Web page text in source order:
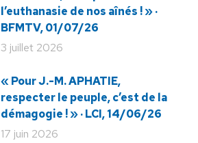
l’euthanasie de nos aînés ! » ·
BFMTV, 01/07/26
3 juillet 2026
« Pour J.-M. APHATIE,
respecter le peuple, c’est de la
démagogie ! » · LCI, 14/06/26
17 juin 2026